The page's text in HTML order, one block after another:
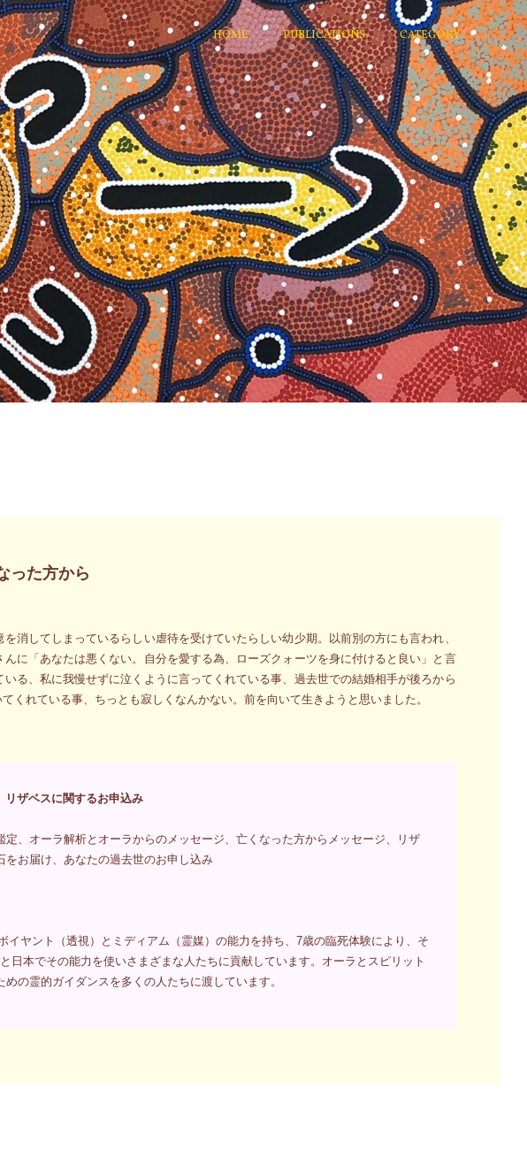
HOME PUBLICATIONS CATEGORY
った方から
消してしまっているらしい虐待を受けていたらしい幼少期。以前別の方にも言われ、
に「あなたは悪くない。自分を愛する為、ローズクォーツを身に付けると良い」と言
る、私に我慢せずに泣くように言ってくれている事、過去世での結婚相手が後ろから
くれている事、ちっとも寂しくなんかない。前を向いて生きようと思いました。
リザベスに関するお申込み
、オーラ解析とオーラからのメッセージ、亡くなった方からメッセージ、リザ
お届け、あなたの過去世のお申し込み
イヤント（透視）とミディアム（霊媒）の能力を持ち、7歳の臨死体験により、そ
日本でその能力を使いさまざまな人たちに貢献しています。オーラとスピリット
めの霊的ガイダンスを多くの人たちに渡しています。